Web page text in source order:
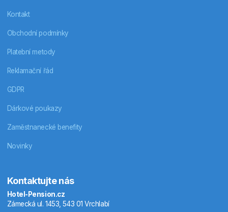
Kontakt
Obchodní podmínky
Platební metody
Reklamační řád
GDPR
Dárkové poukazy
Zaměstnanecké benefity
Novinky
Kontaktujte nás
Hotel-Pension.cz
Zámecká ul. 1453, 543 01 Vrchlabí